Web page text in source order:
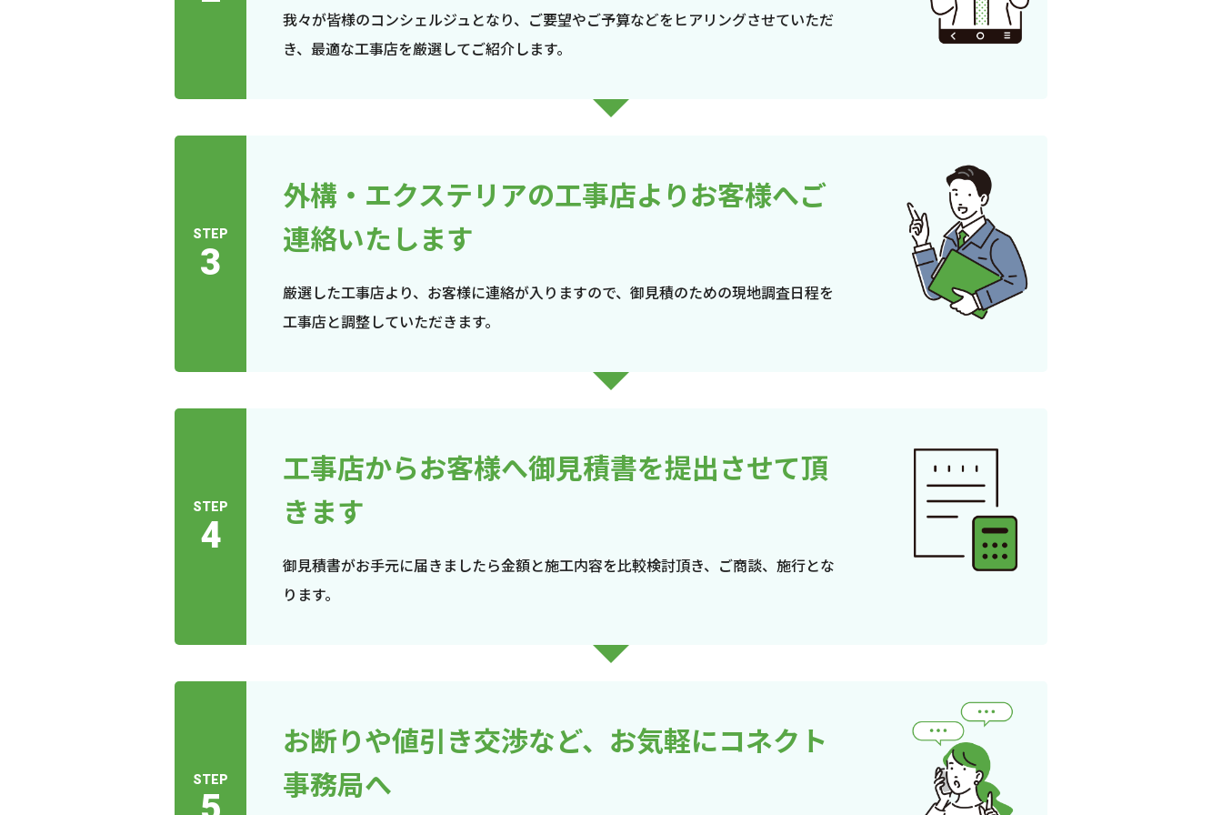
我々が皆様のコンシェルジュとなり、ご要望やご予算などをヒアリングさせていただ
き、最適な工事店を厳選してご紹介します。
STEP
3
外構・エクステリアの工事店よりお客様へご
連絡いたします
厳選した工事店より、お客様に連絡が入りますので、御見積のための現地調査日程を
工事店と調整していただきます。
STEP
4
工事店からお客様へ御見積書を提出させて頂
きます
御見積書がお手元に届きましたら金額と施工内容を比較検討頂き、ご商談、施行とな
ります。
STEP
お断りや値引き交渉など、お気軽にコネクト
事務局へ